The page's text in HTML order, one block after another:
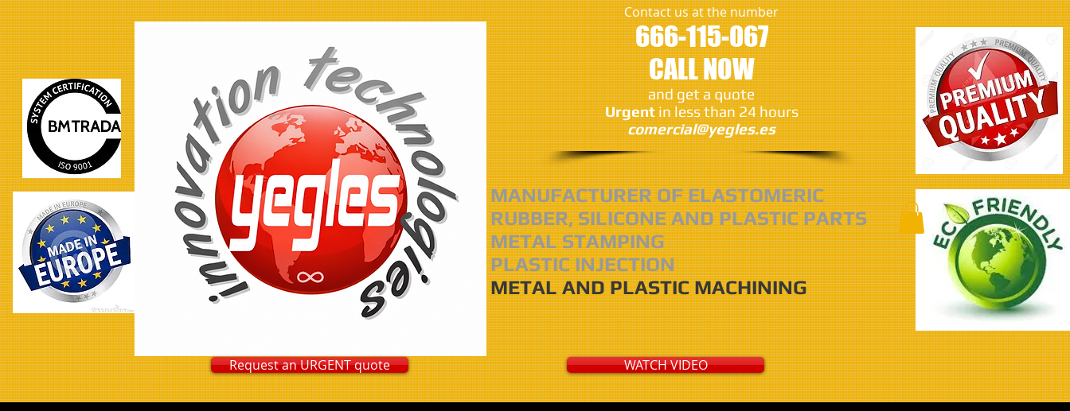
Request an URGENT quote
Contact us at the number
666-115-067
CALL NOW
and get a quote
Urgentin less than 24 hours
comercial@yegles.es
MANUFACTURER OF ELASTOMERIC
RUBBER, SILICONE AND PLASTIC PARTS
METAL STAMPING
PLASTIC INJECTION
METAL AND PLASTIC MACHINING
WATCH VIDEO